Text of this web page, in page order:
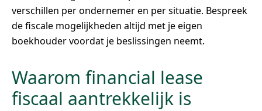
verschillen per ondernemer en per situatie. Bespreek
de fiscale mogelijkheden altijd met je eigen
boekhouder voordat je beslissingen neemt.
Waarom financial lease
fiscaal aantrekkelijk is